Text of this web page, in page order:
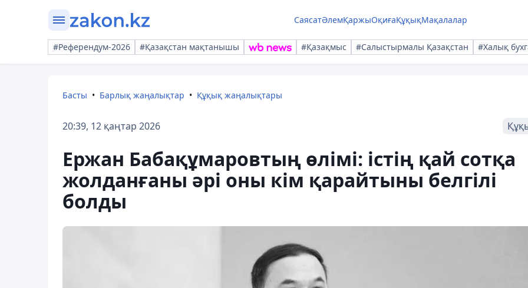
СаясатӘлемҚаржыОқиғаҚұқықМақалалар
#Референдум-2026 #Қазақстан мақтанышы #Қазақмыс #Салыстырмалы Қазақстан #Халық
Басты Барлық жаңалықтар Құқық жаңалықтары
20:39, 12 қаңтар 2026
Ержан Бабақұмаровтың өлімі: істің қай сотқа
жолданғаны әрі оны кім қарайтыны белгілі
болды